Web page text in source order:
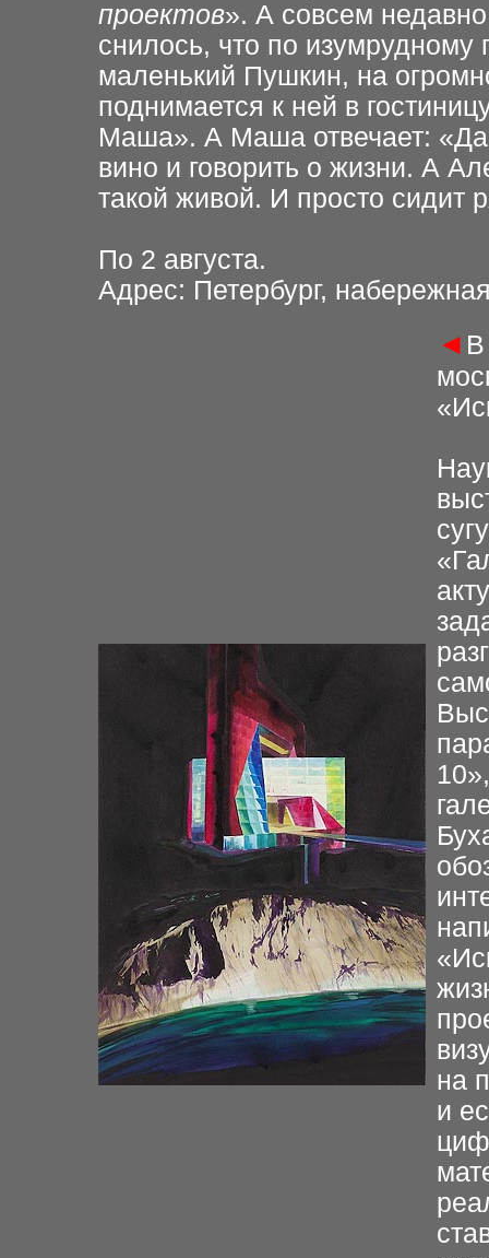
проектов». А совсем
снилось, что по
маленький Пушкин, на
поднимается к ней в
Маша». А Маша отвечает:
вино и говорить о жизни. А
такой живой. И просто сидит
По 2 августа.
Адрес: Петербург,
◄ В
на
и